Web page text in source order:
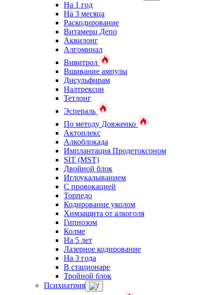
На 1 год
На 3 месяца
Раскодирование
Витамерц Депо
Аквилонг
Алгоминал
Вивитрол
Вшивание ампулы
Дисульфирам
Налтрексон
Тетлонг
Эспераль
По методу Довженко
Актоплекс
Алкоблокада
Имплантация Продетоксоном
SIT (MST)
Двойной блок
Иглоукалыванием
С провокацией
Торпедо
Кодирование уколом
Химзащита от алкоголя
Гипнозом
Колме
На 5 лет
Лазерное кодирование
На 3 года
В стационаре
Тройной блок
Психиатрия